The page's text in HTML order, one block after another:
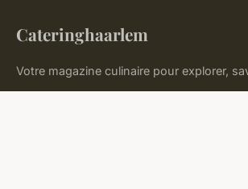
Cateringhaarlem
Votre magazine culinaire pour explorer,